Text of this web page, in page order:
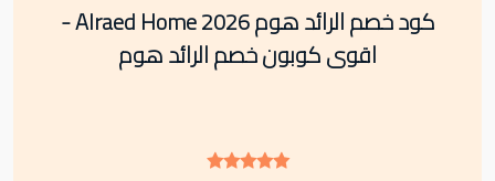
كود خصم الرائد هوم Alraed Home 2026 -
اقوى كوبون خصم الرائد هوم